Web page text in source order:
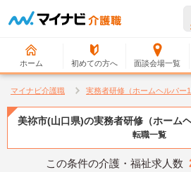
ホーム 初めての方へ 面談会場一覧
マイナビ介護職 実務者研修（ホームヘルパー1
美祢市(山口県)の実務者研修（ホーム
転職一覧
この条件の介護・福祉求人数